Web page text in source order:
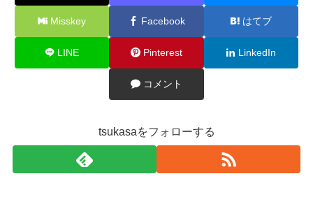
Misskey Facebook はてブ
LINE Pinterest LinkedIn
コメント
tsukasaをフォローする